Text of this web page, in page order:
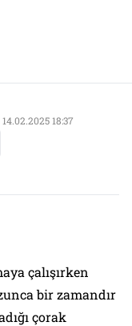
14.02.2025 18:37
çalışırken
bir zamandır
çorak